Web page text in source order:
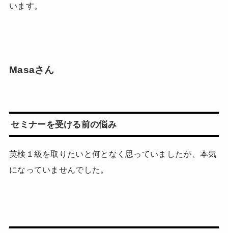
います。
Masaさん
セミナーを受ける前の悩み
英検１級を取りたいと何となく思っていましたが、本気
になっていませんでした。